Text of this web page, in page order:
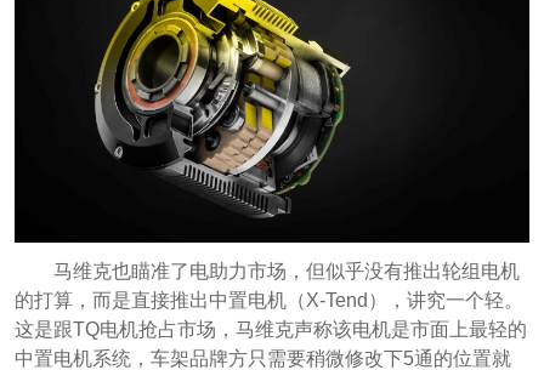
马维克也瞄准了电助力市场，但似乎没有推出轮组电机
的打算，而是直接推出中置电机（X-Tend），讲究一个轻。
这是跟TQ电机抢占市场，马维克声称该电机是市面上最轻的
中置电机系统，车架品牌方只需要稍微修改下5通的位置就